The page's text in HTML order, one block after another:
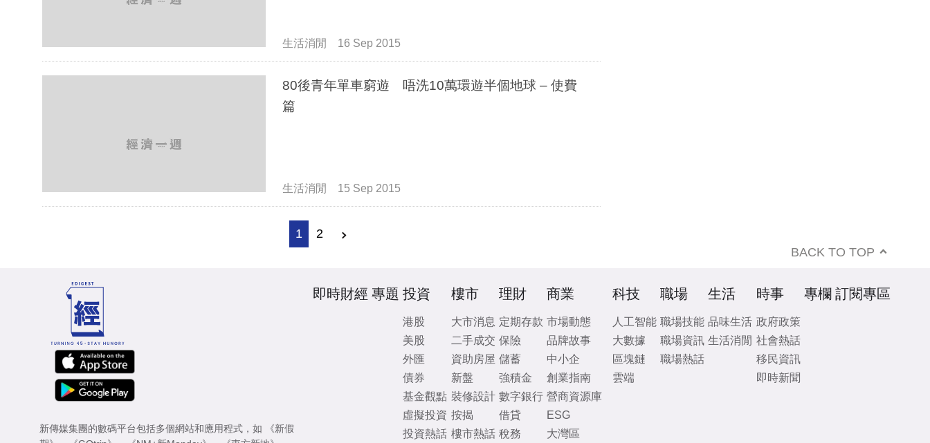
生活消閒 16 Sep 2015
80後青年單車窮遊 唔洗10萬環遊半個地球 – 使費
篇
生活消閒 15 Sep 2015
1 2
BACK TO TOP
新傳媒集團的數碼平台包括多個網站和應用程式，如
《新假
即時財經 專題 投資
港股
美股
外匯
債券
基金觀點
虛擬投資
投資熱話
樓市
大市消息
二手成交
資助房屋
新盤
裝修設計
按揭
樓市熱話
理財
定期存款
保險
儲蓄
強積金
數字銀行
借貸
稅務
商業
市場動態
品牌故事
中小企
創業指南
營商資源庫
ESG
大灣區
科技
人工智能
大數據
區塊鏈
雲端
職場
職場技能
職場資訊
職場熱話
生活
品味生活
生活消閒
時事
政府政策
社會熱話
移民資訊
即時新聞
專欄 訂閱專區